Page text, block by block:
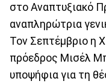
στο Αναπτυξιακό
αναπληρώτρια
Τον Σεπτέμβριο η
πρόεδρος Μισέλ
υποψήφια για τη